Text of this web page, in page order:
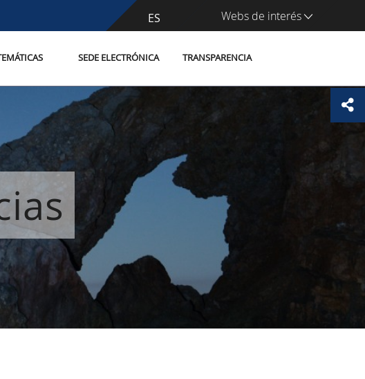
ES
CA Webs de interés
SEDE ELECTRÓNICA TRANSPARENCIA